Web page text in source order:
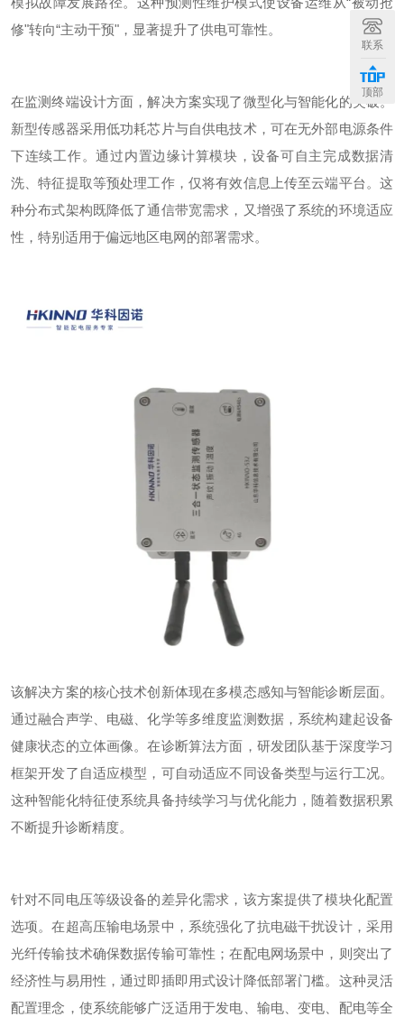
修"转向“主动干预"，显著提升了供电可靠性。
在监测终端设计方面，解决方案实现了微型化与智能化的突破。
新型传感器采用低功耗芯片与自供电技术，可在无外部电源条件
下连续工作。通过内置边缘计算模块，设备可自主完成数据清
洗、特征提取等预处理工作，仅将有效信息上传至云端平台。这
种分布式架构既降低了通信带宽需求，又增强了系统的环境适应
性，特别适用于偏远地区电网的部署需求。
该解决方案的核心技术创新体现在多模态感知与智能诊断层面。
通过融合声学、电磁、化学等多维度监测数据，系统构建起设备
健康状态的立体画像。在诊断算法方面，研发团队基于深度学习
框架开发了自适应模型，可自动适应不同设备类型与运行工况。
这种智能化特征使系统具备持续学习与优化能力，随着数据积累
不断提升诊断精度。
针对不同电压等级设备的差异化需求，该方案提供了模块化配置
选项。在超高压输电场景中，系统强化了抗电磁干扰设计，采用
光纤传输技术确保数据传输可靠性；在配电网场景中，则突出了
经济性与易用性，通过即插即用式设计降低部署门槛。这种灵活
配置理念，使系统能够广泛适用于发电、输电、变电、配电等全
联系
顶部